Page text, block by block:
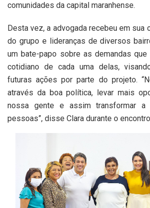
comunidades da capital maranhense.
Desta vez, a advogada recebeu em sua
do grupo e lideranças de diversos
um bate-papo sobre as demandas
cotidiano de cada uma delas,
futuras ações por parte do projeto.
através da boa política, levar mais
nossa gente e assim transformar a
pessoas”, disse Clara durante o